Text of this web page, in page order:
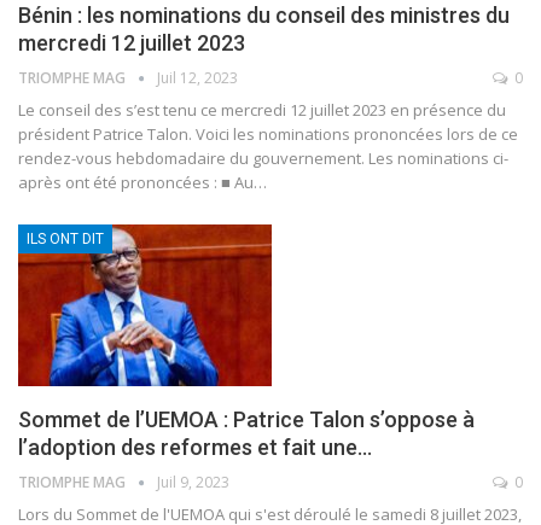
Bénin : les nominations du conseil des ministres du
mercredi 12 juillet 2023
TRIOMPHE MAG Juil 12, 2023 0
Le conseil des s’est tenu ce mercredi 12 juillet 2023 en présence du
président Patrice Talon. Voici les nominations prononcées lors de ce
rendez-vous hebdomadaire du gouvernement. Les nominations ci-
après ont été prononcées : ■ Au…
ILS ONT DIT
Sommet de l’UEMOA : Patrice Talon s’oppose à
l’adoption des reformes et fait une…
TRIOMPHE MAG Juil 9, 2023 0
Lors du Sommet de l'UEMOA qui s'est déroulé le samedi 8 juillet 2023,